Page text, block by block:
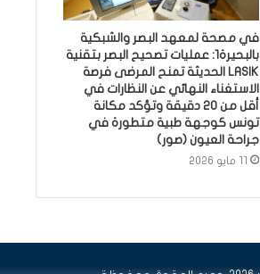
في مصحة لمعهد البصر والشبكية
بالبحيرة1: عمليات تصحيح البصر بتقنية
LASIK الحديثة تمنح المرضى فرصة
الاستغناء النهائي عن النظارات في
أقل من 20 دقيقة وتؤكد مكانة
تونس كوجهة طبية متطورة في
جراحة العيون (صور)
11 مايو 2026